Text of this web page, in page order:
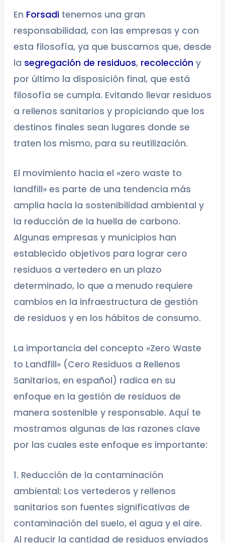
En Forsadi tenemos una gran
responsabilidad, con las empresas y con
esta filosofía, ya que buscamos que, desde
la segregación de residuos, recolección y
por último la disposición final, que está
filosofía se cumpla. Evitando llevar residuos
a rellenos sanitarios y propiciando que los
destinos finales sean lugares donde se
traten los mismo, para su reutilización.
El movimiento hacia el «zero waste to
landfill» es parte de una tendencia más
amplia hacia la sostenibilidad ambiental y
la reducción de la huella de carbono.
Algunas empresas y municipios han
establecido objetivos para lograr cero
residuos a vertedero en un plazo
determinado, lo que a menudo requiere
cambios en la infraestructura de gestión
de residuos y en los hábitos de consumo.
La importancia del concepto «Zero Waste
to Landfill» (Cero Residuos a Rellenos
Sanitarios, en español) radica en su
enfoque en la gestión de residuos de
manera sostenible y responsable. Aquí te
mostramos algunas de las razones clave
por las cuales este enfoque es importante:
1. Reducción de la contaminación
ambiental: Los vertederos y rellenos
sanitarios son fuentes significativas de
contaminación del suelo, el agua y el aire.
Al reducir la cantidad de residuos enviados